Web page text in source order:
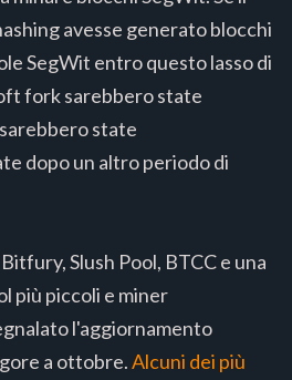
avesse generato blocchi
SegWit entro questo lasso di
fork sarebbero state
state
dopo un altro periodo di
Slush Pool, BTCC e una
più piccoli e miner
l'aggiornamento
a ottobre.Alcuni dei più